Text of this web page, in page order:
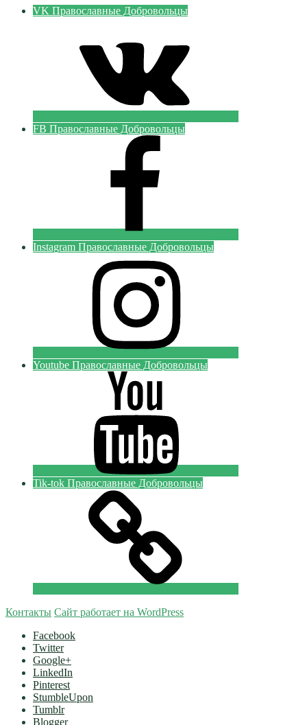
VK Православные Добровольцы
FB Православные Добровольцы
Instagram Православные Добровольцы
Youtube Православные Добровольцы
Tik-tok Православные Добровольцы
Контакты Сайт работает на WordPress
Facebook
Twitter
Google+
LinkedIn
Pinterest
StumbleUpon
Tumblr
Blogger